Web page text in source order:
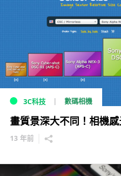
3C科技 數碼相機
畫質景深大不同！相機
13 年前